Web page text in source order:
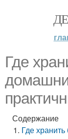
Где
Содержание
Где